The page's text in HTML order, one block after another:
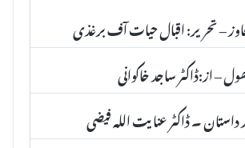
– تحریر: اقبال حیات آف برغذی
از:ڈاکٹر ساجد خاکوانی
داستان ۔ ڈاکٹر عنا یت اللہ فیضی